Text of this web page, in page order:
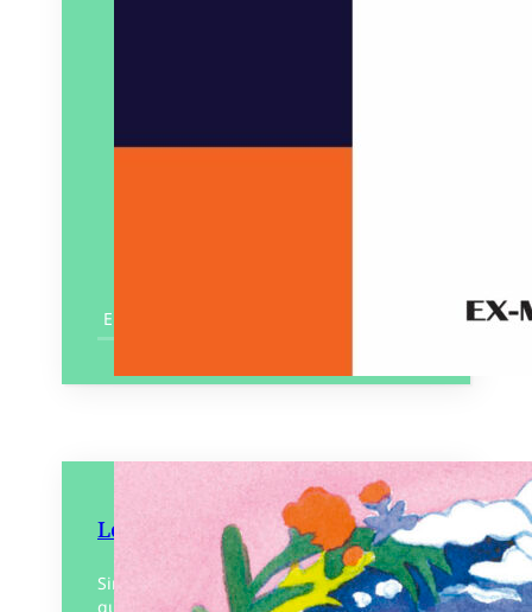
En savoir plus
Le Tambour
Siméon n’a jamais parlé et ne s’exprime
qu’à l’aide d’un tambour qui l’accompagne